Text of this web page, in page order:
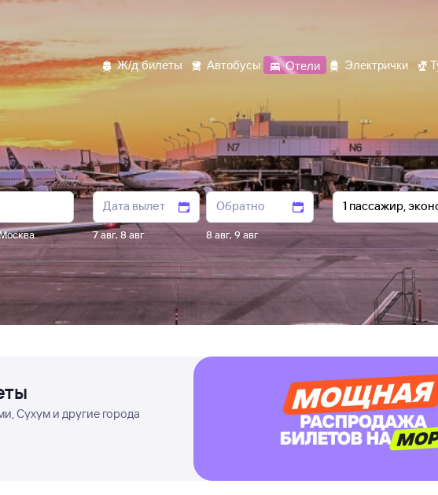
Ж/д билеты Автобусы Отели Электрички
7 авг, 8 авг 8 авг,9 авг
Сухум и другие города